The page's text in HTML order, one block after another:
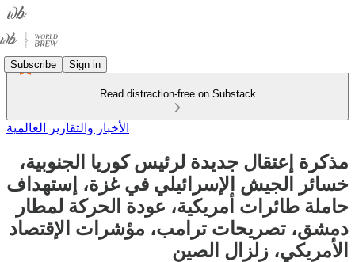
Subscribe Sign in
Read distraction-free on Substack
الأخبار والتقارير العالمية
مذكرة إعتقال جديدة لرئيس كوريا الجنوبية،
خسائر الجيش الإسرائيلي في غزة، إستهداف
حاملة طائرات أمريكية، عودة الحركة لمطار
دمشق، تصريحات ترامب، مؤشرات الإقتصاد
الأمريكي، زلزال الصين